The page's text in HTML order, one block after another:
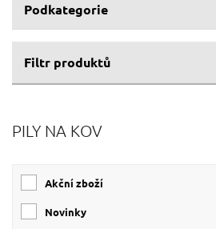
Podkategorie
Filtr produktů
Výrobce
EXTOL-CRAFT
EXTOL PREMIUM
PILY NA KOV
Akční zboží
Novinky